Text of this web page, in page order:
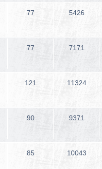
77 5426
77 7171
121 11324
90 9371
85 10043